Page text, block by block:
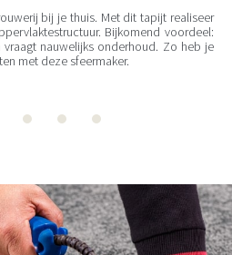
bij je thuis. Met dit tapijt realiseer
Bijkomend voordeel:
nauwelijks onderhoud. Zo heb je
met deze sfeermaker.